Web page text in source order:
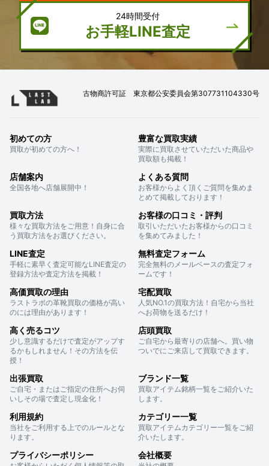
24時間受付
お手軽LINE査定
古物商許可証 東京都公安委員会第307731104330号
初めての方
買取が初めての方へ！
豊富な買取実績
実際に買取させていただいた商品や
買取額も掲載！
店舗案内
全国各地へ店舗展開中！
よくある質問
お客様からよく頂くご質問を集めま
とめて掲載しております！
買取方法
様々な買取方法をご用意！自身に合
う買取方法をお選びください。
お客様の口コミ・評判
取引いただいたお客様からの口コミ
を集めてみました！
LINE査定
手軽に素早く査定可能なLINE査定の
登録方法や査定方法を掲載！
無料査定フォーム
完全無料のメールベースの査定フォ
ームです！
高価買取の理由
ラストラボの革靴買取の価格が高い
のには理由があります！
宅配買取
人気NO.1の買取方法！自宅から当社
へお荷物を送るだけ！
高く売るコツ
少し意識するだけで査定がアップす
るかもしれません！その方法を伝
授！
店頭買取
ご自宅から最寄りの店舗へ。買い物
ついでにご来店して買取できます。
出張買取
ご自宅・またはご指定の住所へお伺
いしその場で査定し現金化！
ブランド一覧
買取アイテム銘柄一覧をご紹介いた
します。
利用規約
当社をご利用する上でのルールとな
ります。
カテゴリー一覧
買取アイテムカテゴリー一覧をご紹
介いたします。
プライバシーポリシー 会社概要